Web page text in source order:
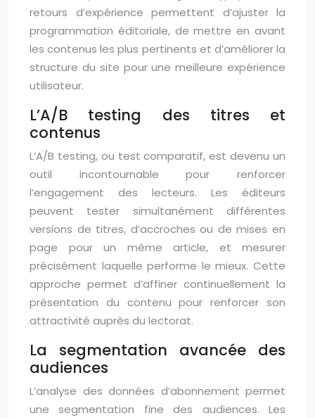
retours d’expérience permettent d’ajuster la
programmation éditoriale, de mettre en avant
les contenus les plus pertinents et d’améliorer la
structure du site pour une meilleure expérience
utilisateur.
L’A/B testing des titres et
contenus
L’A/B testing, ou test comparatif, est devenu un
outil incontournable pour renforcer
l’engagement des lecteurs. Les éditeurs
peuvent tester simultanément différentes
versions de titres, d’accroches ou de mises en
page pour un même article, et mesurer
précisément laquelle performe le mieux. Cette
approche permet d’affiner continuellement la
présentation du contenu pour renforcer son
attractivité auprès du lectorat.
La segmentation avancée des
audiences
L’analyse des données d’abonnement permet
une segmentation fine des audiences. Les